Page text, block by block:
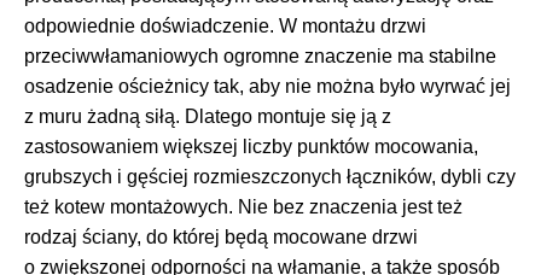
odpowiednie doświadczenie. W montażu drzwi
przeciwwłamaniowych ogromne znaczenie ma stabilne
osadzenie ościeżnicy tak, aby nie można było wyrwać jej
z muru żadną siłą. Dlatego montuje się ją z
zastosowaniem większej liczby punktów mocowania,
grubszych i gęściej rozmieszczonych łączników, dybli czy
też kotew montażowych. Nie bez znaczenia jest też
rodzaj ściany, do której będą mocowane drzwi
o zwiększonej odporności na włamanie, a także sposób